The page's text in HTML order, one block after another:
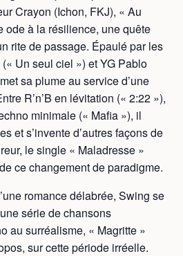
Crayon (Ichon, FKJ), « Au
ode à la résilience, une quête
rite de passage. Épaulé par les
Un seul ciel ») et YG Pablo
sa plume au service d’une
R’n’B en lévitation (« 2:22 »),
minimale (« Mafia »), il
et s’invente d’autres façons de
le single « Maladresse »
ce changement de paradigme.
romance délabrée, Swing se
série de chansons
au surréalisme, « Magritte »
sur cette période irréelle.